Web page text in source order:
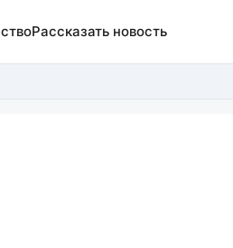
Рассказать новость